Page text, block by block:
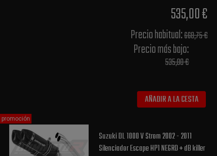
535,00 €
Precio habitual​:668,75 €
Precio más bajo​:
535,00 €
AÑADIR A LA CESTA
Suzuki DL 1000 V Strom 2002 - 2011
Silenciador Escape HP1 NEGRO + dB killer
promoción